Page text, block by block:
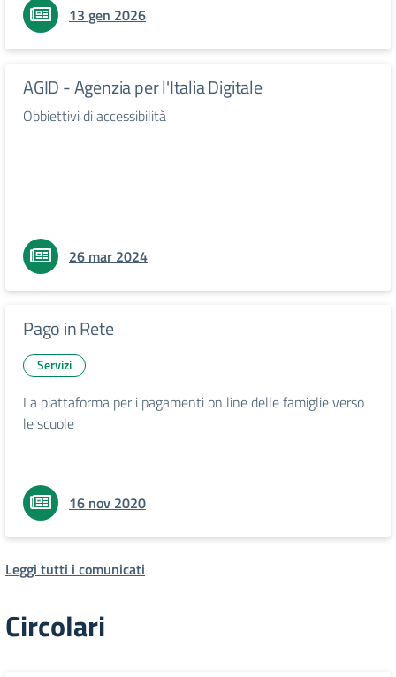
13 gen 2026
AGID - Agenzia per l'Italia Digitale
Obbiettivi di accessibilità
26 mar 2024
Pago in Rete
Servizi
La piattaforma per i pagamenti on line delle famiglie verso
le scuole
16 nov 2020
Leggi tutti i comunicati
Circolari